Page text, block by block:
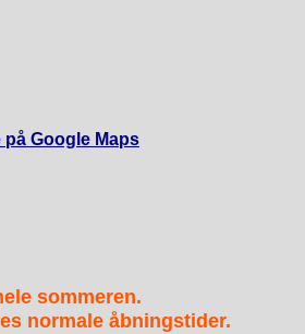
på Google Maps
sommeren.
normale åbningstider.